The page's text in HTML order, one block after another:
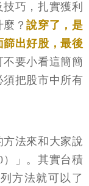
巧，扎實獲利
麼？說穿了，是
出好股，最後
不要小看這簡簡
把股市中所有
法來和大家說
）」。其實台積
方法就可以了